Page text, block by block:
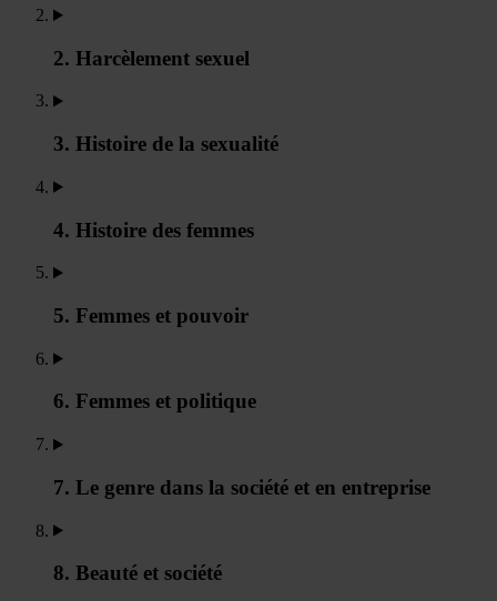
2. Harcèlement sexuel
3. Histoire de la sexualité
4. Histoire des femmes
5. Femmes et pouvoir
6. Femmes et politique
7. Le genre dans la société et en entreprise
8. Beauté et société